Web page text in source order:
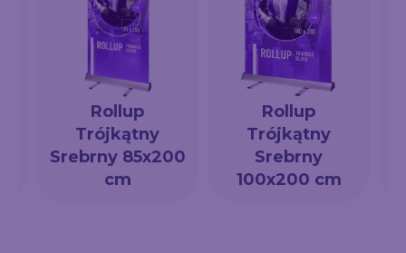
Rollup
Trójkątny
Srebrny 85x200
cm
Rollup
Trójkątny
Srebrny
100x200 cm